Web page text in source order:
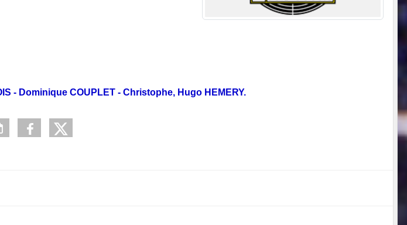
- Dominique COUPLET - Christophe, Hugo HEMERY.